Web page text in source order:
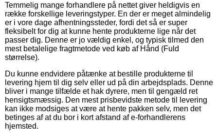
Temmelig mange forhandlere på nettet giver heldigvis en
række forskellige leveringstyper. En der er meget almindelig
er i vore dage afhentningssteder, fordi det så er super
fleksibelt for dig at kunne hente produkterne lige når det
passer dig. Denne er jo vældig enkel, og typisk tilmed den
mest betalelige fragtmetode ved køb af Hånd (Fuld
størrelse).
Du kunne endvidere påtænke at bestille produkterne til
levering hjem til dig selv eller ud på din arbejdsplads. Denne
bliver i mange tilfælde et hak dyrere, men til gengæld ret
hensigtsmæssig. Den mest prisbevidste metode til levering
kan ikke modsiges at være at hente pakken selv, men det
betinges af at du bor i kort afstand af e-forhandlerens
hjemsted.